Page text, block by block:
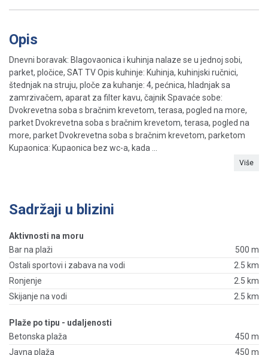
Opis
Dnevni boravak: Blagovaonica i kuhinja nalaze se u jednoj sobi,
parket, pločice, SAT TV Opis kuhinje: Kuhinja, kuhinjski ručnici,
štednjak na struju, ploče za kuhanje: 4, pećnica, hladnjak sa
zamrzivačem, aparat za filter kavu, čajnik Spavaće sobe:
Dvokrevetna soba s bračnim krevetom, terasa, pogled na more,
parket Dvokrevetna soba s bračnim krevetom, terasa, pogled na
more, parket Dvokrevetna soba s bračnim krevetom, parketom
Kupaonica: Kupaonica bez wc-a, kada ...
Više
Sadržaji u blizini
Aktivnosti na moru
Bar na plaži
500 m
Ostali sportovi i zabava na vodi
2.5 km
Ronjenje
2.5 km
Skijanje na vodi
2.5 km
Plaže po tipu - udaljenosti
Betonska plaža
450 m
Javna plaža
450 m